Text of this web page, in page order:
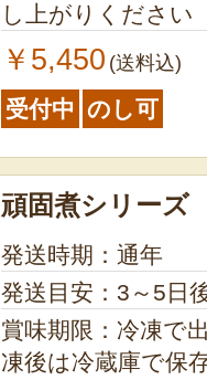
し上がりください
￥5,450 (送料込)
受付中 のし可
頑固煮シリーズ
発送時期：通年
発送目安：3～5日
賞味期限：冷凍で出
凍後は冷蔵庫で保